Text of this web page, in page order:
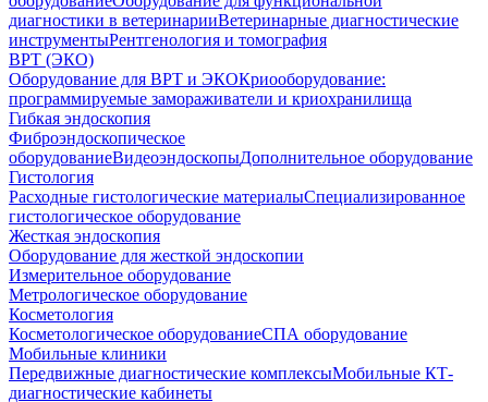
диагностики в ветеринарииВетеринарные диагностические
инструментыРентгенология и томография
ВРТ (ЭКО)
Оборудование для ВРТ и ЭКОКриооборудование:
программируемые замораживатели и криохранилища
Гибкая эндоскопия
Фиброэндоскопическое
оборудованиеВидеоэндоскопыДополнительное оборудование
Гистология
Расходные гистологические материалыСпециализированное
гистологическое оборудование
Жесткая эндоскопия
Оборудование для жесткой эндоскопии
Измерительное оборудование
Метрологическое оборудование
Косметология
Косметологическое оборудованиеСПА оборудование
Мобильные клиники
Передвижные диагностические комплексыМобильные КТ-
диагностические кабинеты